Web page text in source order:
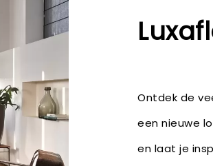
Ontdek de
een nieuwe
en laat je